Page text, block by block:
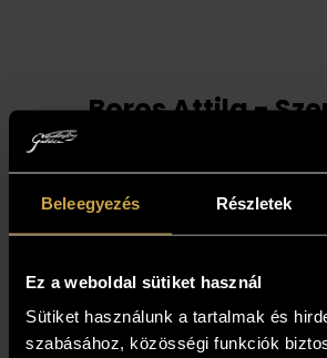
Beleegyezés Részletek
Ez a weboldal sütiket használ
Sütiket használunk a tartalmak és
szabásához, közösségi funkciók
Boros Attila -
167 000